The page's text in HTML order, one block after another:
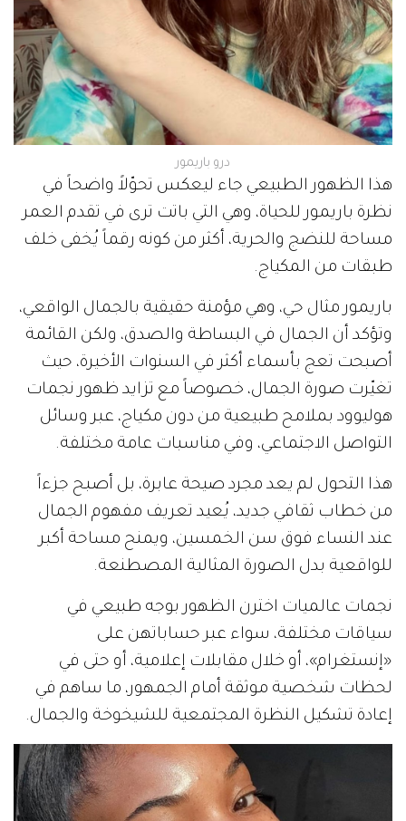
درو باريمور
هذا الظهور الطبيعي جاء ليعكس تحوّلاً واضحاً في
نظرة باريمور للحياة، وهي التي باتت ترى في تقدم العمر
مساحة للنضج والحرية، أكثر من كونه رقماً يُخفى خلف
طبقات من المكياج.
باريمور مثال حي، وهي مؤمنة حقيقية بالجمال الواقعي،
وتؤكد أن الجمال في البساطة والصدق، ولكن القائمة
أصبحت تعج بأسماء أكثر في السنوات الأخيرة، حيث
تغيّرت صورة الجمال، خصوصاً مع تزايد ظهور نجمات
هوليوود بملامح طبيعية من دون مكياج، عبر وسائل
التواصل الاجتماعي، وفي مناسبات عامة مختلفة.
هذا التحول لم يعد مجرد صيحة عابرة، بل أصبح جزءاً
من خطاب ثقافي جديد، يُعيد تعريف مفهوم الجمال
عند النساء فوق سن الخمسين، ويمنح مساحة أكبر
للواقعية بدل الصورة المثالية المصطنعة.
نجمات عالميات اخترن الظهور بوجه طبيعي في
سياقات مختلفة، سواء عبر حساباتهن على
«إنستغرام»، أو خلال مقابلات إعلامية، أو حتى في
لحظات شخصية موثقة أمام الجمهور، ما ساهم في
إعادة تشكيل النظرة المجتمعية للشيخوخة والجمال.